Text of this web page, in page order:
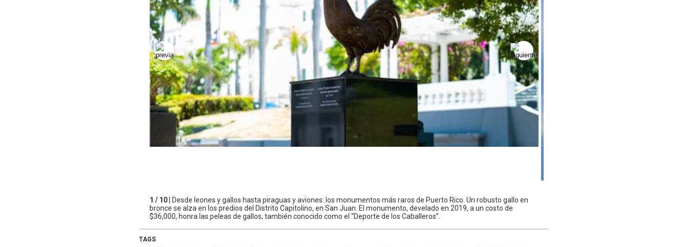
1 / 10 |
Desde leones y gallos hasta piraguas y aviones: los monumentos más raros de Puerto Rico. Un robusto gallo en
bronce se alza en los predios del Distrito Capitolino, en San Juan. El monumento, develado en 2019, a un costo de
$36,000, honra las peleas de gallos, también conocido como el “Deporte de los Caballeros”.
TAGS